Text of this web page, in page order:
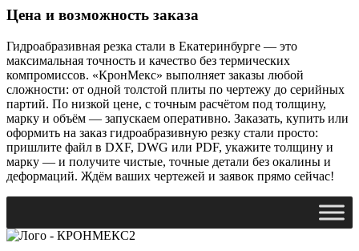
Цена и возможность заказа
Гидроабразивная резка стали в Екатеринбурге — это
максимальная точность и качество без термических
компромиссов. «КронМекс» выполняет заказы любой
сложности: от одной толстой плиты по чертежу до серийных
партий. По низкой цене, с точным расчётом под толщину,
марку и объём — запускаем оперативно. Заказать, купить или
оформить на заказ гидроабразивную резку стали просто:
пришлите файл в DXF, DWG или PDF, укажите толщину и
марку — и получите чистые, точные детали без окалины и
деформаций. Ждём ваших чертежей и заявок прямо сейчас!